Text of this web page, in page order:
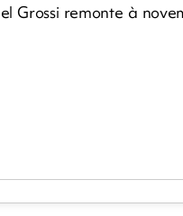
Grossi remonte à